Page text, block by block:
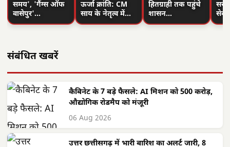
समय', 'गैंग्स ऑफ
वासेपुर'…
ऊर्जा क्रांति: CM
साय के नेतृत्व में…
हितग्राही तक पहुंचे
शासन…
संबंधित खबरें
कैबिनेट के 7 बड़े फैसले: AI मिशन को 500 करोड़,
औद्योगिक रोडमैप को मंजूरी
06 Aug 2026
उत्तर छत्तीसगढ़ में भारी बारिश का अलर्ट जारी, 8